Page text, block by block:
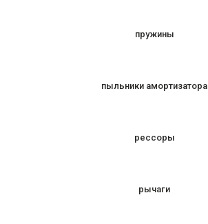
пружины
пыльники амортизатора
рессоры
рычаги